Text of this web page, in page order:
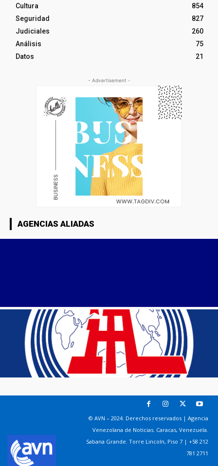
Cultura
854
Seguridad
827
Judiciales
260
Análisis
75
Datos
21
- Advertisement -
AGENCIAS ALIADAS
© AVN – 2024. Derechos reservados | Agencia
Venezolana de Noticias. Caracas, Venezuela.
Sabana Grande. Torre Lincoln, Piso 7 | +58 212
781 2711